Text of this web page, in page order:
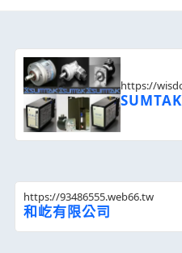
https://
https://93486555.web66.tw
和屹有限公司